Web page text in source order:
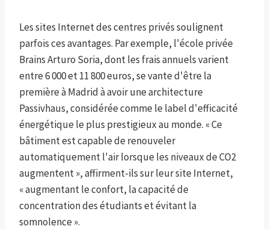
Les sites Internet des centres privés soulignent
parfois ces avantages. Par exemple, l'école privée
Brains Arturo Soria, dont les frais annuels varient
entre 6 000 et 11 800 euros, se vante d'être la
première à Madrid à avoir une architecture
Passivhaus, considérée comme le label d'efficacité
énergétique le plus prestigieux au monde. « Ce
bâtiment est capable de renouveler
automatiquement l'air lorsque les niveaux de CO2
augmentent », affirment-ils sur leur site Internet,
« augmentant le confort, la capacité de
concentration des étudiants et évitant la
somnolence ».